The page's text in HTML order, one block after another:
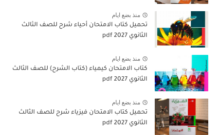
منذ بضع ايام
تحميل كتاب الامتحان أحياء شرح للصف الثالث
الثانوي 2027 pdf
منذ بضع ايام
كتاب الامتحان كيمياء (كتاب الشرح) للصف الثالث
الثانوي pdf 2027
منذ بضع ايام
تحميل كتاب الامتحان فيزياء شرح للصف الثالث
الثانوي 2027 pdf